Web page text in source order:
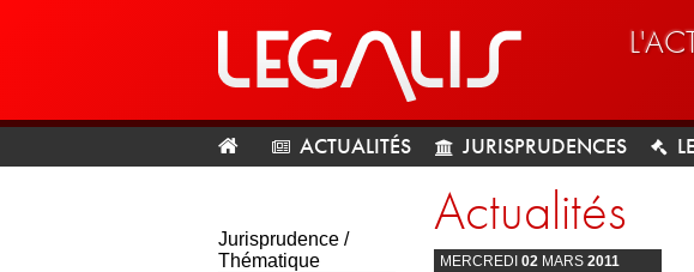
ACTUALITÉS JURISPRUDENCES
Jurisprudence /
Thématique
Actualités
MERCREDI 02 MARS 2011